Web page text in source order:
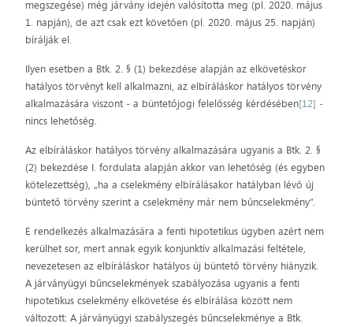
megszegése) még járvány idején valósította meg (pl. 2020. május
1. napján), de azt csak ezt követően (pl. 2020. május 25. napján)
bírálják el.
Ilyen esetben a Btk. 2. § (1) bekezdése alapján az elkövetéskor
hatályos törvényt kell alkalmazni, az elbíráláskor hatályos törvény
alkalmazására viszont ‒ a büntetőjogi felelősség kérdésében[12] ‒
nincs lehetőség.
Az elbíráláskor hatályos törvény alkalmazására ugyanis a Btk. 2. §
(2) bekezdése I. fordulata alapján akkor van lehetőség (és egyben
kötelezettség), „ha a cselekmény elbírálásakor hatályban lévő új
büntető törvény szerint a cselekmény már nem bűncselekmény”.
E rendelkezés alkalmazására a fenti hipotetikus ügyben azért nem
kerülhet sor, mert annak egyik konjunktív alkalmazási feltétele,
nevezetesen az elbíráláskor hatályos új büntető törvény hiányzik.
A járványügyi bűncselekmények szabályozása ugyanis a fenti
hipotetikus cselekmény elkövetése és elbírálása között nem
változott: A járványügyi szabályszegés bűncselekménye a Btk.